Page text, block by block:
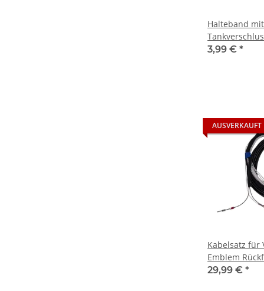
Halteband
VW AUDI SEAT
3,99 € *
AUSVERKAUFT
Kabelsatz für
Emblem
kabelbaum
29,99 € *